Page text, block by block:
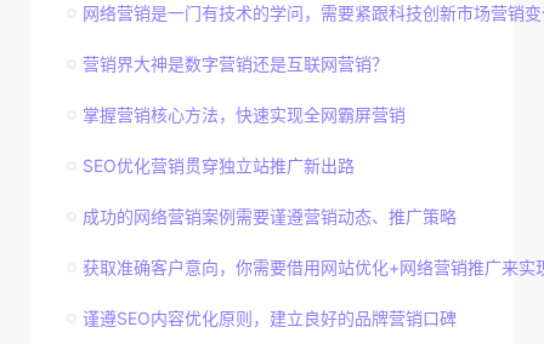
网络营销是一门有技术的学问，需要紧跟科技创新市场营销
营销界大神是数字营销还是互联网营销？
掌握营销核心方法，快速实现全网霸屏营销
SEO优化营销贯穿独立站推广新出路
成功的网络营销案例需要谨遵营销动态、推广策略
获取准确客户意向，你需要借用网站优化+网络营销推广来实
谨遵SEO内容优化原则，建立良好的品牌营销口碑